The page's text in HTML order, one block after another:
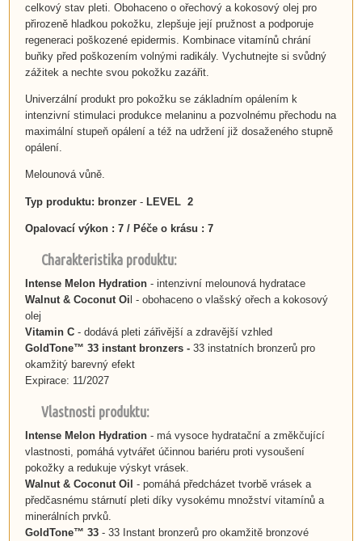
celkový stav pleti. Obohaceno o ořechový a kokosový olej pro
přirozeně hladkou pokožku, zlepšuje její pružnost a podporuje
regeneraci poškozené epidermis. Kombinace vitamínů chrání
buňky před poškozením volnými radikály. Vychutnejte si svůdný
zážitek a nechte svou pokožku zazářit.
Univerzální produkt pro pokožku se základním opálením k
intenzivní stimulaci produkce melaninu a pozvolnému přechodu na
maximální stupeň opálení a též na udržení již dosaženého stupně
opálení.
Melounová vůně.
Typ produktu: bronzer -LEVEL 2
Opalovací výkon : 7 / Péče o krásu : 7
Charakteristika produktu:
Intense Melon Hydration- intenzivní melounová hydratace
Walnut & Coconut Oil - obohaceno o vlašský ořech a kokosový
olej
Vitamin C- dodává pleti zářivější a zdravější vzhled
GoldTone™ 33 instant bronzers - 33 instatních bronzerů pro
okamžitý barevný efekt
Expirace: 11/2027
Vlastnosti produktu:
Intense Melon Hydration- má vysoce hydratační a změkčující
vlastnosti, pomáhá vytvářet účinnou bariéru proti vysoušení
pokožky a redukuje výskyt vrásek.
Walnut & Coconut Oil - pomáhá předcházet tvorbě vrásek a
předčasnému stárnutí pleti díky vysokému množství vitamínů a
minerálních prvků.
GoldTone™ 33 - 33 Instant bronzerů pro okamžitě bronzové